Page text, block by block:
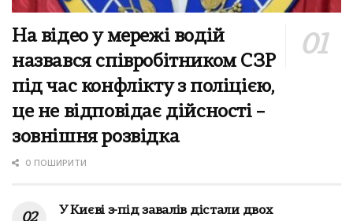
На відео у мережі водій
назвався співробітником СЗР
під час конфлікту з поліцією,
це не відповідає дійсності –
зовнішня розвідка
0 ПОШИРИТИ
У Києві з-під завалів дістали двох